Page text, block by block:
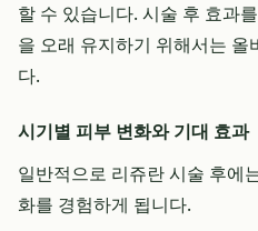
할 수 있습니다. 시술 후 효과
을 오래 유지하기 위해서는
다.
시기별 피부 변화와 기대 효과
일반적으로 리쥬란 시술 후에
화를 경험하게 됩니다.